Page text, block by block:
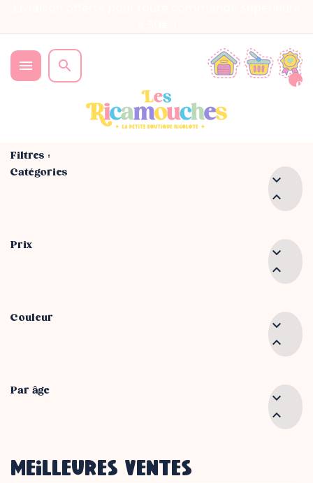
 
0
Filtres :
Catégories


Prix


Couleur


Par âge


MEILLEURES VENTES